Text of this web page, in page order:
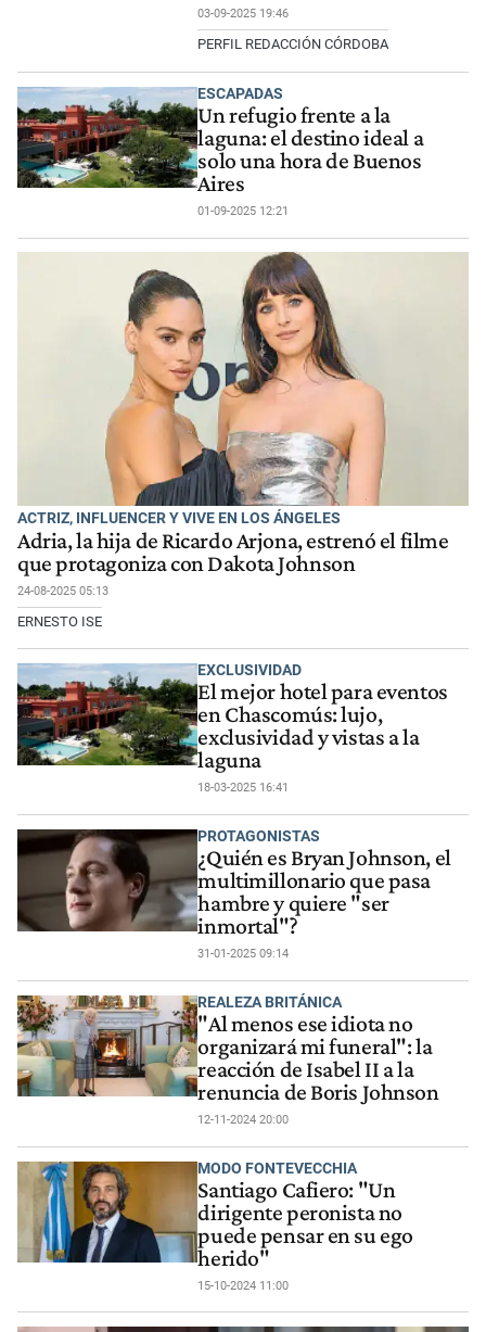
03-09-2025 19:46
PERFIL REDACCIÓN CÓRDOBA
ESCAPADAS
Un refugio frente a la
laguna: el destino ideal a
solo una hora de Buenos
Aires
01-09-2025 12:21
ACTRIZ, INFLUENCER Y VIVE EN LOS ÁNGELES
Adria, la hija de Ricardo Arjona, estrenó el filme
que protagoniza con Dakota Johnson
24-08-2025 05:13
ERNESTO ISE
EXCLUSIVIDAD
El mejor hotel para eventos
en Chascomús: lujo,
exclusividad y vistas a la
laguna
18-03-2025 16:41
PROTAGONISTAS
¿Quién es Bryan Johnson, el
multimillonario que pasa
hambre y quiere "ser
inmortal"?
31-01-2025 09:14
REALEZA BRITÁNICA
"Al menos ese idiota no
organizará mi funeral": la
reacción de Isabel II a la
renuncia de Boris Johnson
12-11-2024 20:00
MODO FONTEVECCHIA
Santiago Cafiero: "Un
dirigente peronista no
puede pensar en su ego
herido"
15-10-2024 11:00